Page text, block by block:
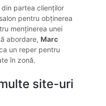
partea clienților
pentru obținerea
menținerea unei
abordare, Marc
un reper pentru
în zonă.
site-uri